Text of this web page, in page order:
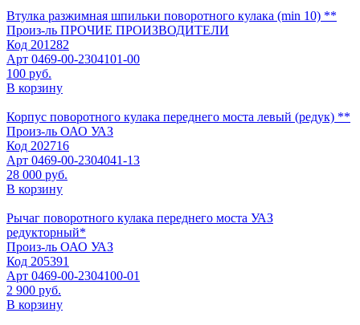
Втулка разжимная шпильки поворотного кулака (min 10) **
Произ-ль ПРОЧИЕ ПРОИЗВОДИТЕЛИ
Код 201282
Арт 0469-00-2304101-00
100 руб.
В корзину
Корпус поворотного кулака переднего моста левый (редук) **
Произ-ль ОАО УАЗ
Код 202716
Арт 0469-00-2304041-13
28 000 руб.
В корзину
Рычаг поворотного кулака переднего моста УАЗ
редукторный*
Произ-ль ОАО УАЗ
Код 205391
Арт 0469-00-2304100-01
2 900 руб.
В корзину